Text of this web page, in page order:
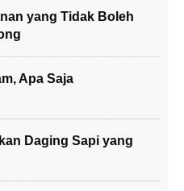
yang Tidak Boleh
Apa Saja
Daging Sapi yang